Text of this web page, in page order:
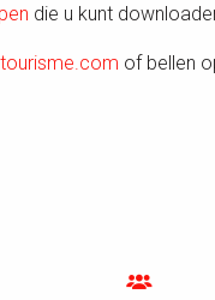
die u kunt
of bellen